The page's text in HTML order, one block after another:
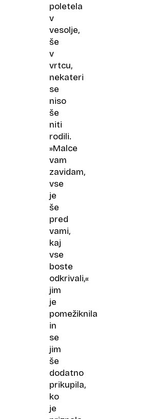
poletela
v
vesolje,
še
v
vrtcu,
nekateri
se
niso
še
niti
rodili.
»Malce
vam
zavidam,
vse
je
še
pred
vami,
kaj
vse
boste
odkrivali,«
jim
je
pomežiknila
in
se
jim
še
dodatno
prikupila,
ko
je